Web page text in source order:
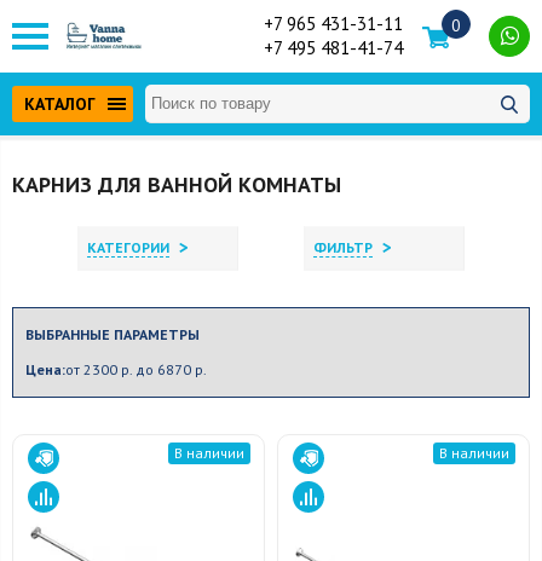
+7 965 431-31-11
+7 495 481-41-74
0
КАТАЛОГ
КАРНИЗ ДЛЯ ВАННОЙ КОМНАТЫ
КАТЕГОРИИ > ФИЛЬТР >
ВЫБРАННЫЕ ПАРАМЕТРЫ
Цена:от 2300 р. до 6870 р.
В наличии В наличии